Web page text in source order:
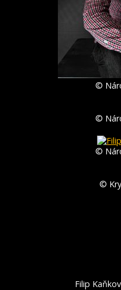
©
©
©
©
Filip